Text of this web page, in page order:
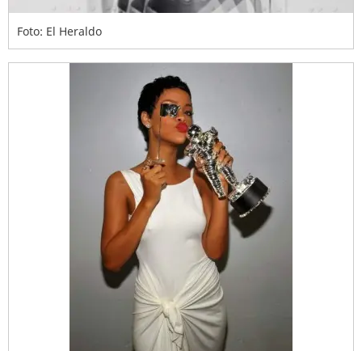
Foto: El Heraldo